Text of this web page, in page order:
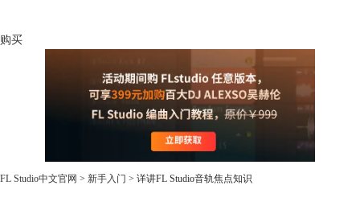
购买
FL Studio中文官网 > 新手入门 > 详讲FL Studio音轨焦点知识